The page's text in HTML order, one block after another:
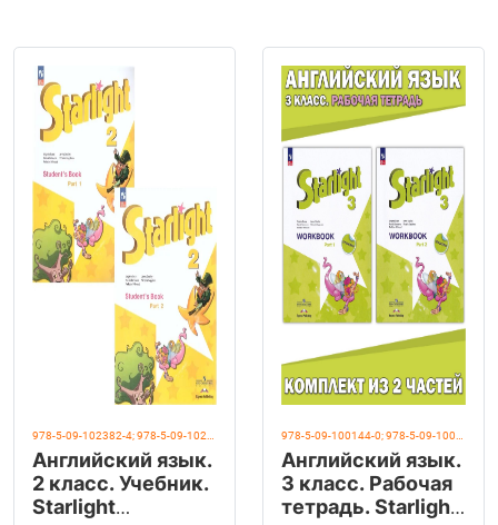
Английский язык.
2 класс. Учебник.
Starlight
Английский язык.
3 класс. Рабочая
тетрадь. Starlight